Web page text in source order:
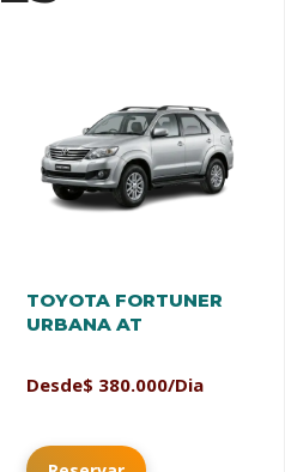
TOYOTA FORTUNER
URBANA AT
Desde$ 380.000/Dia